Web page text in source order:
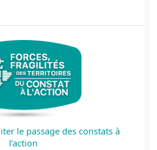
le passage des constats à
l’action